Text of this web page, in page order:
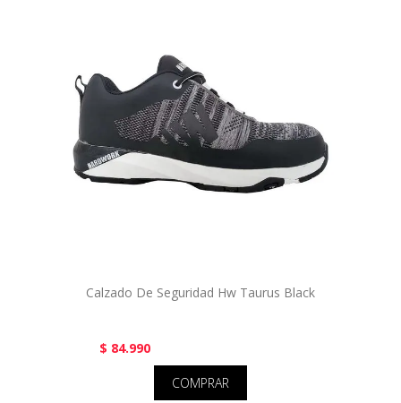
Calzado De Seguridad Hw Taurus Black
$ 84.990
COMPRAR